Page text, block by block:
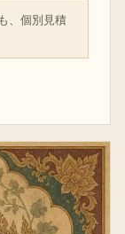
、個別見積